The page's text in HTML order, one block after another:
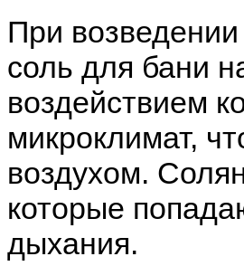
При
соль для бани
воздействием
микроклимат,
воздухом.
которые
дыхания.